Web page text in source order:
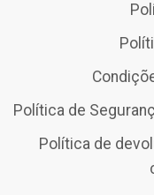
Política de
Política de